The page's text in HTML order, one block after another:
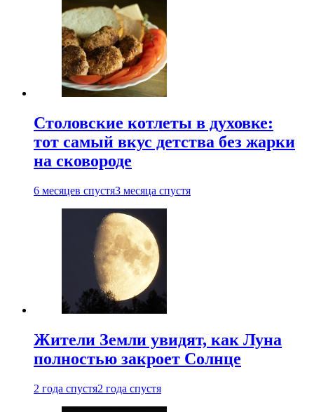
Столовские котлеты в духовке:
тот самый вкус детства без жарки
на сковороде
6 месяцев спустя3 месяца спустя
Жители Земли увидят, как Луна
полностью закроет Солнце
2 года спустя2 года спустя